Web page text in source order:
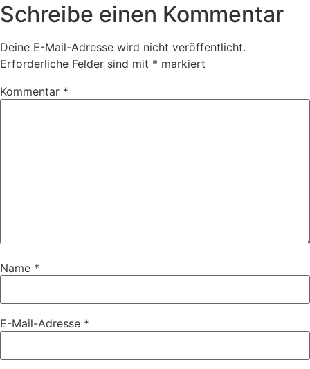
Schreibe einen Kommentar
Deine E-Mail-Adresse wird nicht veröffentlicht.
Erforderliche Felder sind mit * markiert
Kommentar *
Name *
E-Mail-Adresse *